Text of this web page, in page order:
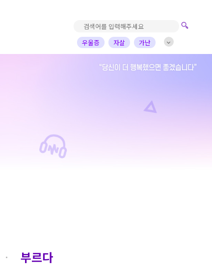
우울증 자살
가난
진로고민
가정의아픔
부부 배우
가수
돌아온탕자
부르다